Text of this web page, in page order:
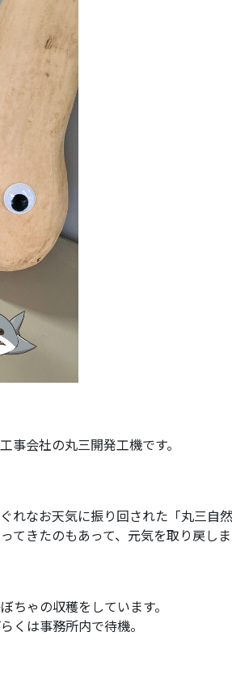
会社の丸三開発工機です。
なお天気に振り回された「丸三自然
きたのもあって、元気を取り戻しま
ちゃの収穫をしています。
くは事務所内で待機。